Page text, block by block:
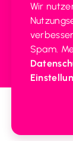
Inh.
Impressum
Wir